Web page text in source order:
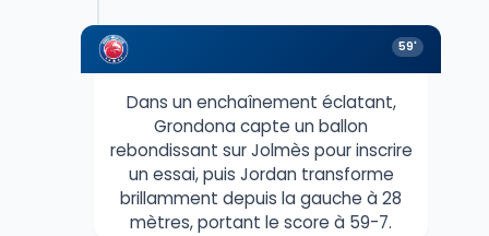
59'
Dans un enchaînement éclatant,
Grondona capte un ballon
rebondissant sur Jolmès pour inscrire
un essai, puis Jordan transforme
brillamment depuis la gauche à 28
mètres, portant le score à 59-7.